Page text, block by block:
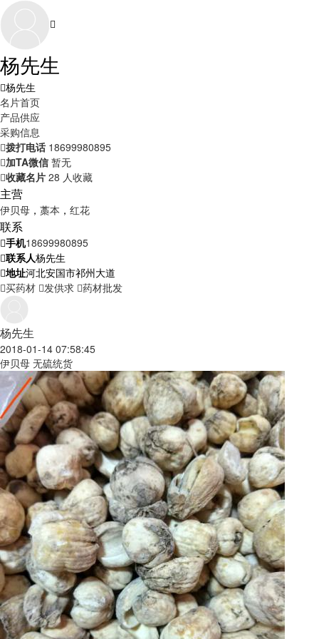
杨先生
杨先生
名片首页
产品供应
采购信息
拨打电话 18699980895
加TA微信 暂无
收藏名片 28 人收藏
主营
伊贝母 ， 藁本 ， 红花
联系
手机18699980895
联系人杨先生
地址河北安国市祁州大道
买药材 发供求 药材批发
杨先生
2018-01-14 07:58:45
伊贝母 无硫统货